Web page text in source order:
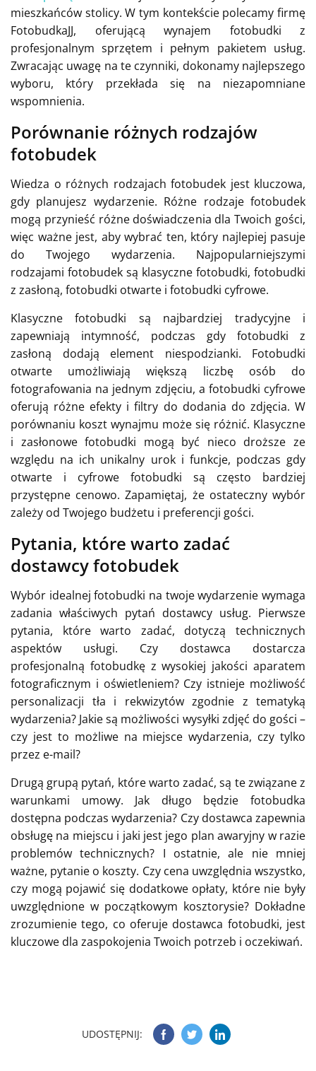
mieszkańców stolicy. W tym kontekście polecamy firmę
FotobudkaJJ, oferującą wynajem fotobudki z
profesjonalnym sprzętem i pełnym pakietem usług.
Zwracając uwagę na te czynniki, dokonamy najlepszego
wyboru, który przekłada się na niezapomniane
wspomnienia.
Porównanie różnych rodzajów
fotobudek
Wiedza o różnych rodzajach fotobudek jest kluczowa,
gdy planujesz wydarzenie. Różne rodzaje fotobudek
mogą przynieść różne doświadczenia dla Twoich gości,
więc ważne jest, aby wybrać ten, który najlepiej pasuje
do Twojego wydarzenia. Najpopularniejszymi
rodzajami fotobudek są klasyczne fotobudki, fotobudki
z zasłoną, fotobudki otwarte i fotobudki cyfrowe.
Klasyczne fotobudki są najbardziej tradycyjne i
zapewniają intymność, podczas gdy fotobudki z
zasłoną dodają element niespodzianki. Fotobudki
otwarte umożliwiają większą liczbę osób do
fotografowania na jednym zdjęciu, a fotobudki cyfrowe
oferują różne efekty i filtry do dodania do zdjęcia. W
porównaniu koszt wynajmu może się różnić. Klasyczne
i zasłonowe fotobudki mogą być nieco droższe ze
względu na ich unikalny urok i funkcje, podczas gdy
otwarte i cyfrowe fotobudki są często bardziej
przystępne cenowo. Zapamiętaj, że ostateczny wybór
zależy od Twojego budżetu i preferencji gości.
Pytania, które warto zadać
dostawcy fotobudek
Wybór idealnej fotobudki na twoje wydarzenie wymaga
zadania właściwych pytań dostawcy usług. Pierwsze
pytania, które warto zadać, dotyczą technicznych
aspektów usługi. Czy dostawca dostarcza
profesjonalną fotobudkę z wysokiej jakości aparatem
fotograficznym i oświetleniem? Czy istnieje możliwość
personalizacji tła i rekwizytów zgodnie z tematyką
wydarzenia? Jakie są możliwości wysyłki zdjęć do gości –
czy jest to możliwe na miejsce wydarzenia, czy tylko
przez e-mail?
Drugą grupą pytań, które warto zadać, są te związane z
warunkami umowy. Jak długo będzie fotobudka
dostępna podczas wydarzenia? Czy dostawca zapewnia
obsługę na miejscu i jaki jest jego plan awaryjny w razie
problemów technicznych? I ostatnie, ale nie mniej
ważne, pytanie o koszty. Czy cena uwzględnia wszystko,
czy mogą pojawić się dodatkowe opłaty, które nie były
uwzględnione w początkowym kosztorysie? Dokładne
zrozumienie tego, co oferuje dostawca fotobudki, jest
kluczowe dla zaspokojenia Twoich potrzeb i oczekiwań.
UDOSTĘPNIJ: